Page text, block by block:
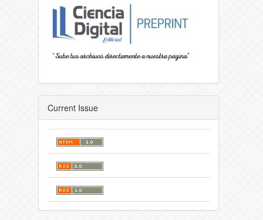
Current Issue